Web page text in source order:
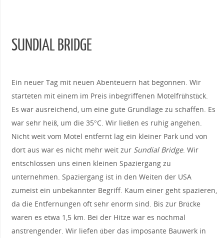
SUNDIAL BRIDGE
Ein neuer Tag mit neuen Abenteuern hat begonnen. Wir
starteten mit einem im Preis inbegriffenen Motelfrühstück.
Es war ausreichend, um eine gute Grundlage zu schaffen. Es
war sehr heiß, um die 35°C. Wir ließen es ruhig angehen.
Nicht weit vom Motel entfernt lag ein kleiner Park und von
dort aus war es nicht mehr weit zur Sundial Bridge. Wir
entschlossen uns einen kleinen Spaziergang zu
unternehmen. Spaziergang ist in den Weiten der USA
zumeist ein unbekannter Begriff. Kaum einer geht spazieren,
da die Entfernungen oft sehr enorm sind. Bis zur Brücke
waren es etwa 1,5 km. Bei der Hitze war es nochmal
anstrengender. Wir liefen über das imposante Bauwerk in